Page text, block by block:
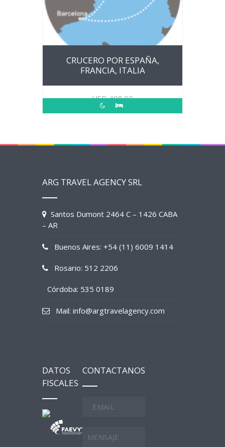
CRUCERO POR ESPAÑA,
FRANCIA, ITALIA
USD408.00
ARG TRAVEL AGENCY SRL
Santos Dumont 2464 C – 1426 CABA
– AR
Buenos Aires: +54 (11) 6009 1414
Rosario: 512 2206
Córdoba: 535 0189
Mail: info@argtravelagency.com
DATOS
FISCALES
CONTACTANOS